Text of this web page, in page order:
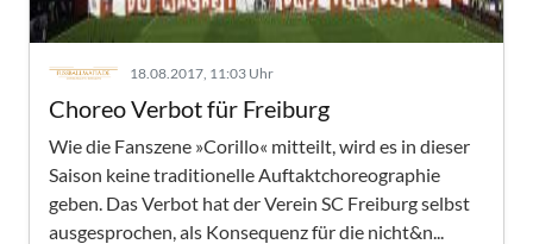
18.08.2017, 11:03 Uhr
Choreo Verbot für Freiburg
Wie die Fanszene »Corillo« mitteilt, wird es in dieser
Saison keine traditionelle Auftaktchoreographie
geben. Das Verbot hat der Verein SC Freiburg selbst
ausgesprochen, als Konsequenz für die nicht&n...